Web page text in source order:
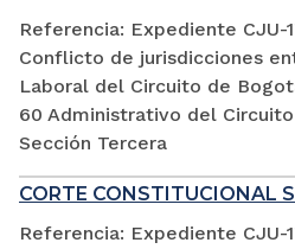
Referencia: Expediente CJU-
Conflicto de jurisdicciones
Laboral del Circuito de
60 Administrativo del
Sección Tercera
CORTE CONSTITUCIONAL
Referencia: Expediente CJU-